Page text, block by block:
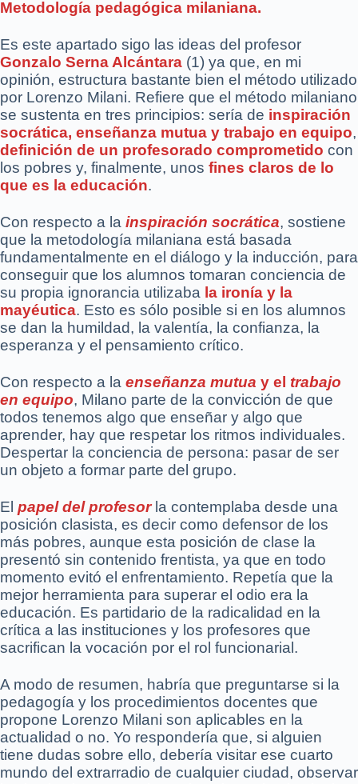
Metodología pedagógica milaniana.
Es este apartado sigo las ideas del profesor
Gonzalo Serna Alcántara (1) ya que, en mi
opinión, estructura bastante bien el método utilizado
por Lorenzo Milani. Refiere que el método milaniano
se sustenta en tres principios: sería de inspiración
socrática, enseñanza mutua y trabajo en equipo,
definición de un profesorado comprometido con
los pobres y, finalmente, unos fines claros de lo
que es la educación.
Con respecto a la inspiración socrática, sostiene
que la metodología milaniana está basada
fundamentalmente en el diálogo y la inducción, para
conseguir que los alumnos tomaran conciencia de
su propia ignorancia utilizaba la ironía y la
mayéutica. Esto es sólo posible si en los alumnos
se dan la humildad, la valentía, la confianza, la
esperanza y el pensamiento crítico.
Con respecto a la enseñanza mutua y el trabajo
en equipo, Milano parte de la convicción de que
todos tenemos algo que enseñar y algo que
aprender, hay que respetar los ritmos individuales.
Despertar la conciencia de persona: pasar de ser
un objeto a formar parte del grupo.
El papel del profesorla contemplaba desde una
posición clasista, es decir como defensor de los
más pobres, aunque esta posición de clase la
presentó sin contenido frentista, ya que en todo
momento evitó el enfrentamiento. Repetía que la
mejor herramienta para superar el odio era la
educación. Es partidario de la radicalidad en la
crítica a las instituciones y los profesores que
sacrifican la vocación por el rol funcionarial.
A modo de resumen, habría que preguntarse si la
pedagogía y los procedimientos docentes que
propone Lorenzo Milani son aplicables en la
actualidad o no. Yo respondería que, si alguien
tiene dudas sobre ello, debería visitar ese cuarto
mundo del extrarradio de cualquier ciudad, observar